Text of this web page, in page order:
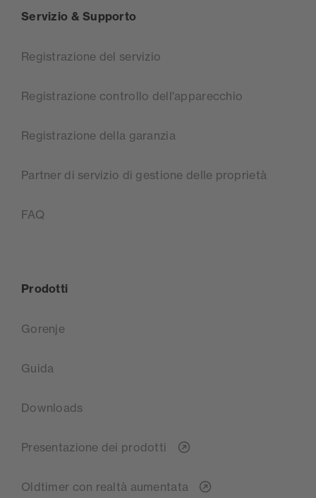
Servizio & Supporto
Registrazione del servizio
Registrazione controllo dell'apparecchio
Registrazione della garanzia
Partner di servizio di gestione delle proprietà
FAQ
Prodotti
Gorenje
Guida
Downloads
Presentazione dei prodotti
Oldtimer con realtà aumentata